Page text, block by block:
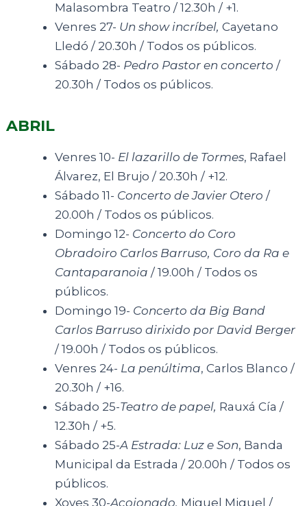
Malasombra Teatro / 12.30h / +1.
Venres 27- Un show incríbel,Cayetano
Lledó / 20.30h / Todos os públicos.
Sábado 28- Pedro Pastor en concerto/
20.30h / Todos os públicos.
ABRIL
Venres 10- El lazarillo de Tormes, Rafael
Álvarez, El Brujo / 20.30h / +12.
Sábado 11- Concerto de Javier Otero /
20.00h / Todos os públicos.
Domingo 12- Concerto do Coro
Obradoiro Carlos Barruso, Coro da Ra e
Cantaparanoia/ 19.00h / Todos os
públicos.
Domingo 19- Concerto da Big Band
Carlos Barruso dirixido por David Berger
/ 19.00h / Todos os públicos.
Venres 24- La penúltima, Carlos Blanco /
20.30h / +16.
Sábado 25-Teatro de papel, Rauxá Cía /
12.30h / +5.
Sábado 25-A Estrada: Luz e Son, Banda
Municipal da Estrada / 20.00h / Todos os
públicos.
Xoves 30-Acojonado, Miguel Miguel /